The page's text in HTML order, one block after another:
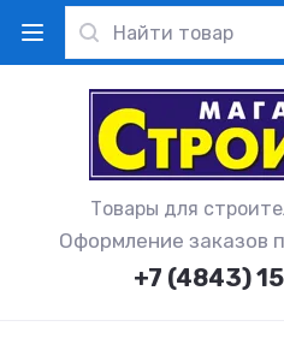
Товары для
Оформление заказов
+7 (4843)